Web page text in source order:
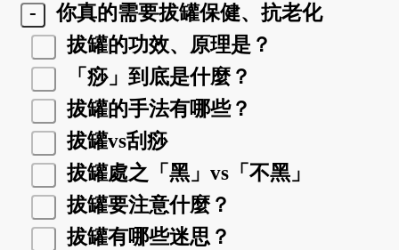
-
你真的需要拔罐保健、抗老化
拔罐的功效、原理是？
「痧」到底是什麼？
拔罐的手法有哪些？
拔罐vs刮痧
拔罐處之「黑」vs「不黑」
拔罐要注意什麼？
拔罐有哪些迷思？